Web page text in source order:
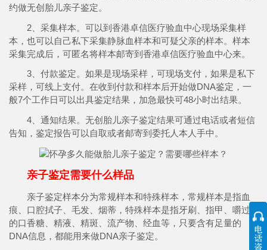
约做无创胎儿亲子鉴定。
2、采集样本。可以到香港卓信医疗验血中心现场采集样
本，也可以自己私下采集静脉血样本和可疑父亲的样本。样本
采集完成后，可匿名将样本邮寄到香港卓信医疗验血中心来。
3、付款鉴定。如果是现场采样，可现场支付，如果是私下
采样，可线上支付。在收到付款和样本后开始做DNA鉴定，一
般7个工作日可以出具鉴定结果，加急最快可48小时出结果。
4、通知结果。无创胎儿亲子鉴定结果可通过电话或者短信
告知，鉴定报告可以自取或者邮寄到委托人本人手中。
亲子鉴定需要什么样品
亲子鉴定样本分为常规样本和特殊样本，常规样本是指血
痕、口腔拭子、毛发、烟蒂，特殊样本是指牙刷、指甲、嚼过
的口香糖、精液、精斑、流产物、经血等，只要含有足量的
DNA信息，都能用来做DNA亲子鉴定。